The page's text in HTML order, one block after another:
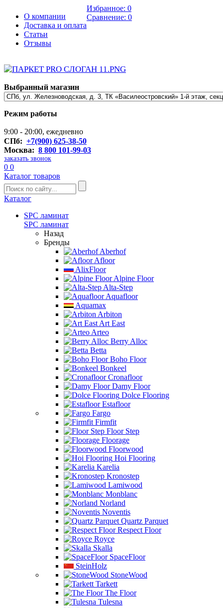
О компании
Доставка и оплата
Статьи
Отзывы
Избранное: 0
Сравнение: 0
Выбранный магазин
Режим работы
9:00 - 20:00, ежедневно
СПб: +7(900) 625-38-50
Москва: 8 800 101-99-03
заказать звонок
0 0
Каталог товаров
Каталог
SPC ламинат
SPC ламинат
Назад
Бренды
Aberhof
Afloor
AlixFloor
Alpine Floor
Alta-Step
Aquafloor
Aquamax
Arbiton
Art East
Arteo
Berry Alloc
Betta
Boho Floor
Bonkeel
Cronafloor
Damy Floor
Dolce Flooring
Estafloor
Fargo
Firmfit
Floor Step
Floorage
Floorwood
Hoi Flooring
Karelia
Kronostep
Lamiwood
Monblanc
Norland
Noventis
Quartz Parquet
Respect Floor
Royce
Skalla
SpaceFloor
SteinHolz
StoneWood
Tarkett
The Floor
Tulesna